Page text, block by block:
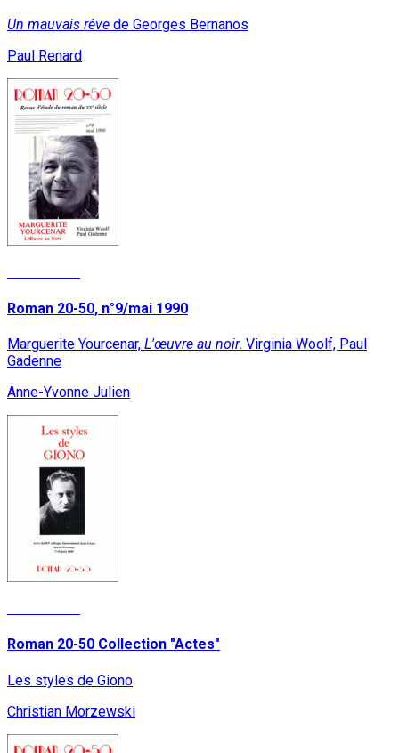
Un mauvais rêve de Georges Bernanos
Paul Renard
Roman 20-50, n°9/mai 1990
Marguerite Yourcenar, L'œuvre au noir. Virginia Woolf, Paul
Gadenne
Anne-Yvonne Julien
Roman 20-50 Collection "Actes"
Les styles de Giono
Christian Morzewski